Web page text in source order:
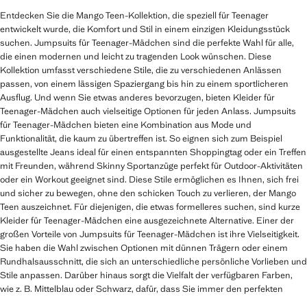
Entdecken Sie die Mango Teen-Kollektion, die speziell für Teenager
entwickelt wurde, die Komfort und Stil in einem einzigen Kleidungsstück
suchen. Jumpsuits für Teenager-Mädchen sind die perfekte Wahl für alle,
die einen modernen und leicht zu tragenden Look wünschen. Diese
Kollektion umfasst verschiedene Stile, die zu verschiedenen Anlässen
passen, von einem lässigen Spaziergang bis hin zu einem sportlicheren
Ausflug. Und wenn Sie etwas anderes bevorzugen, bieten Kleider für
Teenager-Mädchen auch vielseitige Optionen für jeden Anlass. Jumpsuits
für Teenager-Mädchen bieten eine Kombination aus Mode und
Funktionalität, die kaum zu übertreffen ist. So eignen sich zum Beispiel
ausgestellte Jeans ideal für einen entspannten Shoppingtag oder ein Treffen
mit Freunden, während Skinny Sportanzüge perfekt für Outdoor-Aktivitäten
oder ein Workout geeignet sind. Diese Stile ermöglichen es Ihnen, sich frei
und sicher zu bewegen, ohne den schicken Touch zu verlieren, der Mango
Teen auszeichnet. Für diejenigen, die etwas formelleres suchen, sind kurze
Kleider für Teenager-Mädchen eine ausgezeichnete Alternative. Einer der
großen Vorteile von Jumpsuits für Teenager-Mädchen ist ihre Vielseitigkeit.
Sie haben die Wahl zwischen Optionen mit dünnen Trägern oder einem
Rundhalsausschnitt, die sich an unterschiedliche persönliche Vorlieben und
Stile anpassen. Darüber hinaus sorgt die Vielfalt der verfügbaren Farben,
wie z. B. Mittelblau oder Schwarz, dafür, dass Sie immer den perfekten